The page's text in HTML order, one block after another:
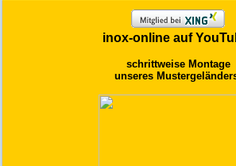
inox-online auf
schrittweise Montage
unseres